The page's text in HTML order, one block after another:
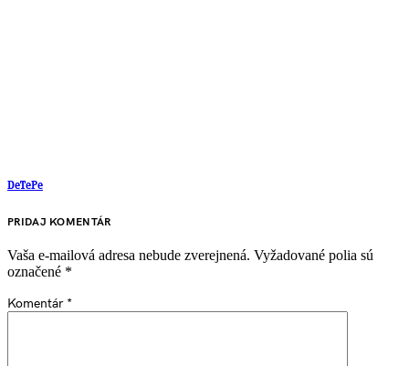
DeTePe
PRIDAJ KOMENTÁR
Vaša e-mailová adresa nebude zverejnená. Vyžadované polia sú
označené *
Komentár *